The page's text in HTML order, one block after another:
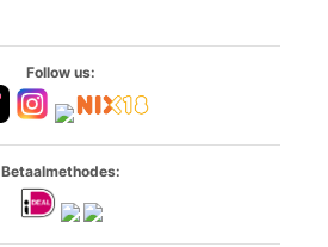
Follow us:
Betaalmethodes: